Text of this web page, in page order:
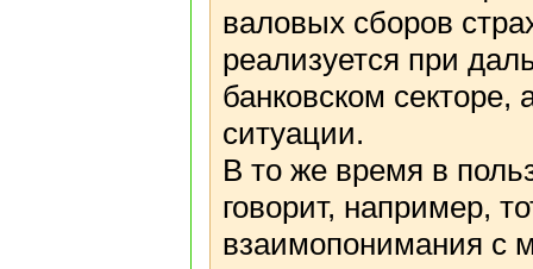
валовых сборов
реализуется при
банковском секторе,
ситуации.
В то же время в
говорит, например,
взаимопонимания с